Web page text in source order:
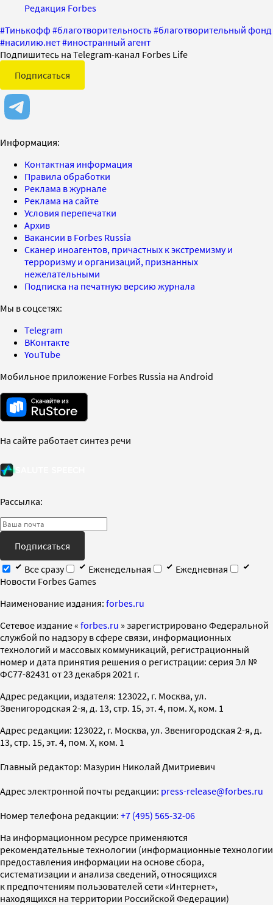
Редакция Forbes
#Тинькофф #благотворительность#благотворительный фонд
#насилию.нет#иностранный агент
Подпишитесь на Telegram-канал Forbes Life
Подписаться
Информация:
Контактная информация
Правила обработки
Реклама в журнале
Реклама на сайте
Условия перепечатки
Архив
Вакансии в Forbes Russia
Сканер иноагентов, причастных к экстремизму и
терроризму и организаций, признанных
нежелательными
Подписка на печатную версию журнала
Мы в соцсетях:
Telegram
ВКонтакте
YouTube
Мобильное приложение Forbes Russia на Android
На сайте работает синтез речи
Рассылка:
Подписаться
Все сразу
Еженедельная
Ежедневная
Новости Forbes Games
Наименование издания: forbes.ru
Cетевое издание « forbes.ru » зарегистрировано Федеральной
службой по надзору в сфере связи, информационных
технологий и массовых коммуникаций, регистрационный
номер и дата принятия решения о регистрации: серия Эл №
ФС77-82431 от 23 декабря 2021 г.
Адрес редакции, издателя: 123022, г. Москва, ул.
Звенигородская 2-я, д. 13, стр. 15, эт. 4, пом. X, ком. 1
Адрес редакции: 123022, г. Москва, ул. Звенигородская 2-я, д.
13, стр. 15, эт. 4, пом. X, ком. 1
Главный редактор: Мазурин Николай Дмитриевич
Адрес электронной почты редакции: press-release@forbes.ru
Номер телефона редакции: +7 (495) 565-32-06
На информационном ресурсе применяются
рекомендательные технологии (информационные технологии
предоставления информации на основе сбора,
систематизации и анализа сведений, относящихся
к предпочтениям пользователей сети «Интернет»,
находящихся на территории Российской Федерации)